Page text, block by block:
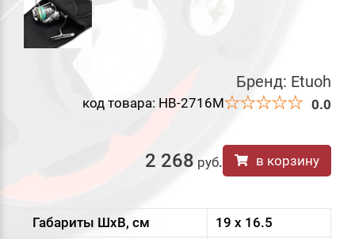
Бренд: Etuoh
код товара: HB-2716M 0.0
2 268 руб. в корзину
Габариты ШxВ, см
19 x 16.5